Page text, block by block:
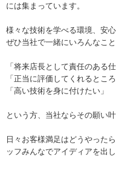
には集まっています。
様々な技術を学べる環境、安
ぜひ当社で一緒にいろんなこ
「将来店長として責任のある
「正当に評価してくれるとこ
「高い技術を身に付けたい」
という方、当社ならその願い叶
日々お客様満足はどうやった
ッフみんなでアイディアを出